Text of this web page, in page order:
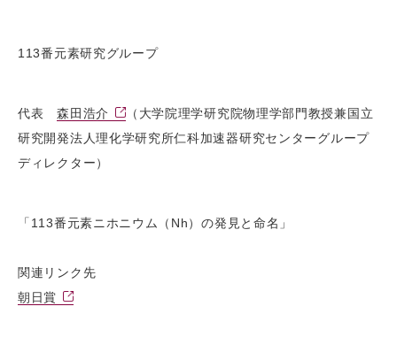
113番元素研究グループ
代表森田浩介
（大学院理学研究院物理学部門教授兼国立
研究開発法人理化学研究所仁科加速器研究センターグループ
ディレクター）
「113番元素ニホニウム（Nh）の発見と命名」
関連リンク先
朝日賞